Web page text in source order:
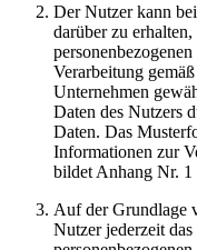
Der Nutzer kann
darüber zu
Verarbeitung
Unternehmen
Daten des Nutzers
Daten. Das
Informationen zur
bildet Anhang Nr. 1
Auf der Grundlage
Nutzer jederzeit